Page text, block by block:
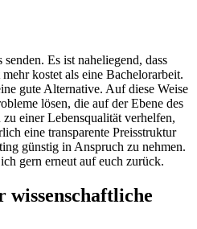
Es ist naheliegend, dass
kostet als eine Bachelorarbeit.
gute Alternative. Auf diese Weise
lösen, die auf der Ebene des
zu einer Lebensqualität verhelfen,
eine transparente Preisstruktur
günstig in Anspruch zu nehmen.
gern erneut auf euch zurück.